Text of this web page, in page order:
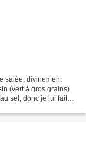
salée, divinement
(vert à gros grains)
sel, donc je lui fait